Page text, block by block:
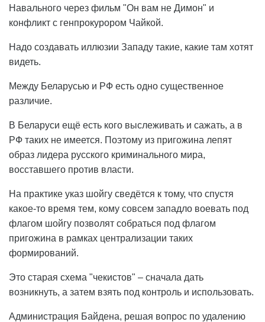
Навального через фильм "Он вам не Димон" и
конфликт с генпрокурором Чайкой.
Надо создавать иллюзии Западу такие, какие там хотят
видеть.
Между Беларусью и РФ есть одно существенное
различие.
В Беларуси ещё есть кого выслеживать и сажать, а в
РФ таких не имеется. Поэтому из пригожина лепят
образ лидера русского криминального мира,
восставшего против власти.
На практике указ шойгу сведётся к тому, что спустя
какое-то время тем, кому совсем западло воевать под
флагом шойгу позволят собраться под флагом
пригожина в рамках централизации таких
формирований.
Это старая схема "чекистов" – сначала дать
возникнуть, а затем взять под контроль и использовать.
Администрация Байдена, решая вопрос по удалению